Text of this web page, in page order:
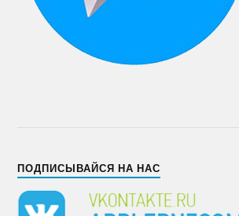
ПОДПИСЫВАЙСЯ НА НАС